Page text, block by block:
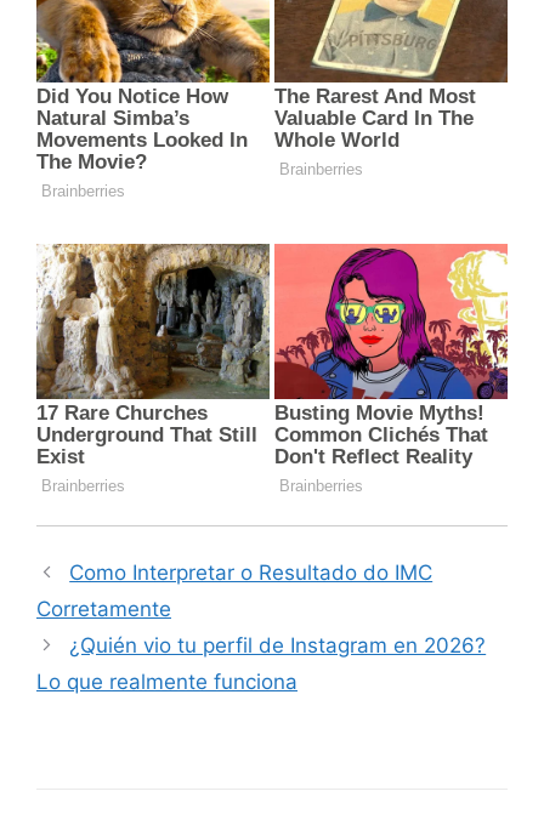
Como Interpretar o Resultado do IMC
Corretamente
¿Quién vio tu perfil de Instagram en 2026?
Lo que realmente funciona